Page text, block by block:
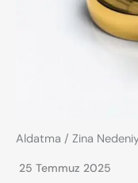
Aldatma / Zina
25 Temmuz 2025